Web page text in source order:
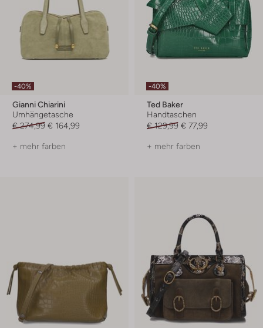
-40%
Gianni Chiarini
Umhängetasche
€ 274,99 € 164,99
+ mehr farben
-40%
Ted Baker
Handtaschen
€ 129,99 € 77,99
+ mehr farben